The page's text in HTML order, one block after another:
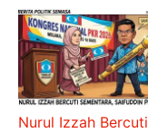
Nurul Izzah Bercuti